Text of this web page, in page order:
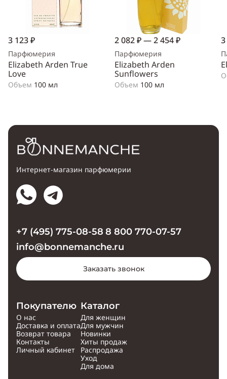
3 123 ₽
Парфюмерия
Elizabeth Arden True
Love
Объем 100 мл
2 082 ₽ — 2 454 ₽
Парфюмерия
Elizabeth Arden
Sunflowers
Объем 100 мл
Интернет-магазин парфюмерии
Покупателю
О нас
Доставка и оплата
Возврат товара
Контакты
Личный кабинет
Каталог
Для женщин
Для мужчин
Новинки
Хиты продаж
Распродажа
Уход
Для дома
+7 (495) 775-08-58 8 800 770-07-57
info@bonnemanche.ru
Заказать звонок